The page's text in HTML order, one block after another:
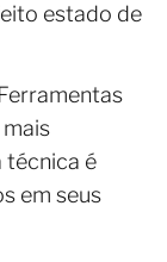
estado de
técnica é
em seus